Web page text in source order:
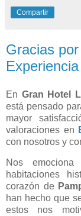
Compartir
Gracias
En Gran Hotel
está pensado
mayor
valoraciones en
con nosotros y
Nos
habitaciones
corazón de
han hecho que
estos nos